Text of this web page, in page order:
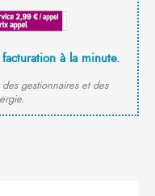
à la minute.
gestionnaires et des